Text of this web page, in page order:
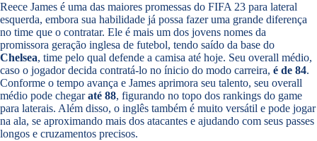
Reece James é uma das maiores promessas do FIFA 23 para lateral
esquerda, embora sua habilidade já possa fazer uma grande diferença
no time que o contratar. Ele é mais um dos jovens nomes da
promissora geração inglesa de futebol, tendo saído da base do
Chelsea, time pelo qual defende a camisa até hoje. Seu overall médio,
caso o jogador decida contratá-lo no ínicio do modo carreira, é de 84.
Conforme o tempo avança e James aprimora seu talento, seu overall
médio pode chegaraté 88, figurando no topo dos rankings do game
para laterais. Além disso, o inglês também é muito versátil e pode jogar
na ala, se aproximando mais dos atacantes e ajudando com seus passes
longos e cruzamentos precisos.